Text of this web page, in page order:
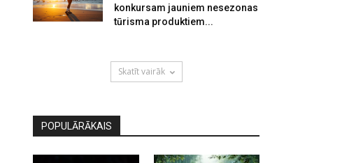
konkursam jauniem nesezonas
tūrisma produktiem...
Skatīt vairāk
POPULĀRĀKAIS